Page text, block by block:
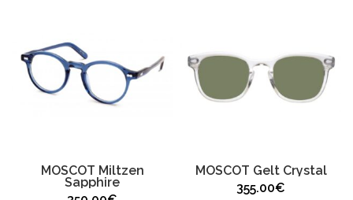
MOSCOT Miltzen
Sapphire
MOSCOT Gelt Crystal
355.00€